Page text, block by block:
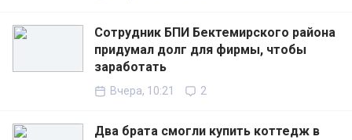
Сотрудник БПИ Бектемирского района
придумал долг для фирмы, чтобы
заработать
Вчера, 10:21 2
Два брата смогли купить коттедж в